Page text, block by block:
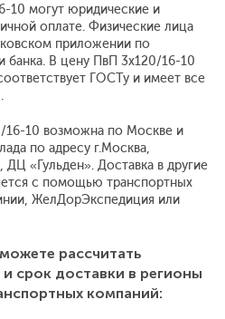
10 могут юридические и
оплате. Физические лица
приложении по
банка. В цену ПвП 3x120/16-10
ГОСТу и имеет все
16-10 возможна по Москве и
по адресу г.Москва,
ДЦ «Гульден». Доставка в другие
с помощью транспортных
ЖелДорЭкспедиция или
рассчитать
срок доставки в регионы
компаний: